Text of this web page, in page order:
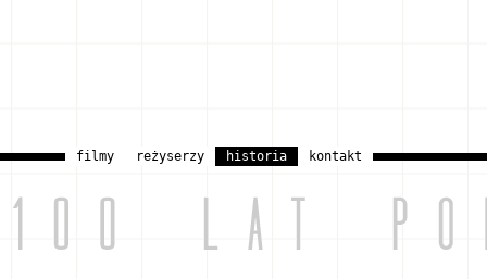
filmy reżyserzy historia kontakt